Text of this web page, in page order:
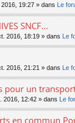
19:27 » dans Le
SNCF...
2016, 18:19 » dans Le
2016, 21:21 » dans Le
pour un
2016, 12:42 » dans Le
en commun